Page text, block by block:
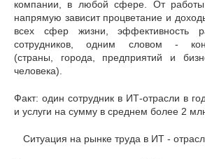
компании, в любой сфере. От работы
напрямую зависит процветание и
всех сфер жизни, эффективность
сотрудников, одним словом -
(страны, города, предприятий и
человека).
Факт: один сотрудник в ИТ-отрасли в
и услуги на сумму в среднем более 2
Ситуация на рынке труда в ИТ -